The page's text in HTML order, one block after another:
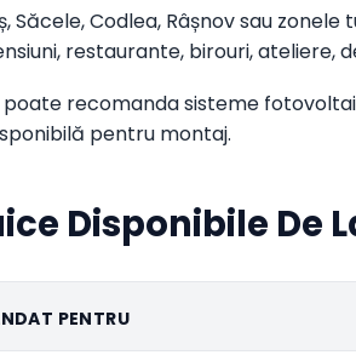
Săcele, Codlea, Râșnov sau
restaurante, birouri, ateliere,
recomanda sisteme
pentru montaj.
Disponibile De
PENTRU